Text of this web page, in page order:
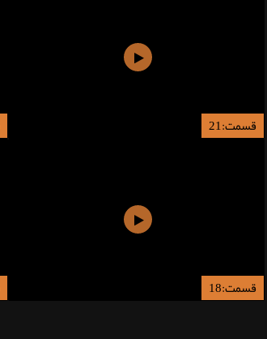
قسمت:21
قسمت:18